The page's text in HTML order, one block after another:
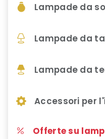
Lampade da
Lampade da
Lampade da
Accessori per
Offerte su